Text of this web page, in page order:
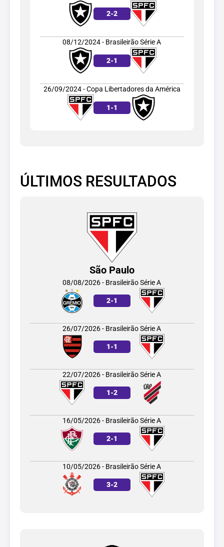
2-2
08/12/2024 - Brasileirão Série A
2-1
26/09/2024 - Copa Libertadores da América
1-1
ÚLTIMOS RESULTADOS
São Paulo
08/08/2026 - Brasileirão Série A
2-1
26/07/2026 - Brasileirão Série A
1-1
22/07/2026 - Brasileirão Série A
1-2
16/05/2026 - Brasileirão Série A
2-1
10/05/2026 - Brasileirão Série A
3-2